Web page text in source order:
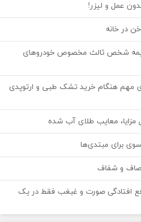
عمل و لیزر!
در خانه
شخص ثالث مخصوص خودروهای
مهم هنگام خرید تشک طبی و ارتوپدی
معایب طلای آب شده
برای مبتدی‌ها
رفع افتادگی صورت و غبغب فقط در یک